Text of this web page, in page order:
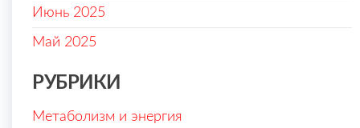
Июнь 2025
Май 2025
РУБРИКИ
Метаболизм и энергия